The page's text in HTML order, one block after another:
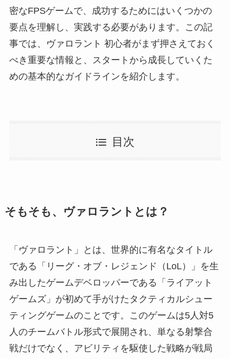
密なFPSゲームで、成功するためにはいくつかの
要点を理解し、実践する必要があります。この記
事では、ヴァロラント 初心者がまず押さえておく
べき重要な情報と、スタートから成長していくた
めの基本的なガイドラインを紹介します。
目次
そもそも、ヴァロラントとは？
「ヴァロラント」とは、世界的に有名なタイトル
である「リーグ・オブ・レジェンド（LoL）」を生
み出したゲームデベロッパーである「ライアット
ゲームズ」が初めて手がけたタクティカルシュー
ティングゲームのことです。このゲームは5人対5
人のチームバトル形式で展開され、単なる射撃合
戦だけでなく、アビリティを駆使した戦略が戦局